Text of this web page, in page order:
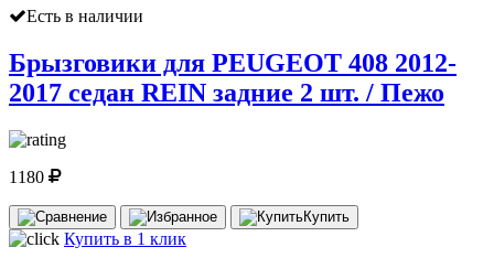
Есть в наличии
Брызговики для PEUGEOT 408 2012-
2017 седан REIN задние 2 шт. / Пежо
1180
Купить
Купить в 1 клик